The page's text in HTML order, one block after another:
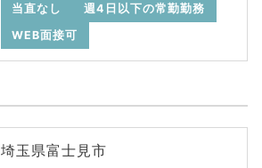
当直なし
週4日以下の常勤勤務
WEB面接可
埼玉県富士見市